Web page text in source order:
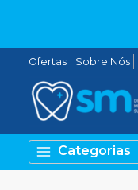
Ofertas Sobre Nós
Categorias